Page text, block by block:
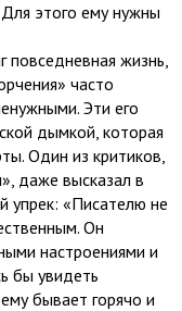
этого ему нужны
повседневная жизнь,
часто
Эти его
дымкой, которая
Один из критиков,
даже высказал в
упрек: «Писателю не
Он
настроениями и
бы увидеть
бывает горячо и